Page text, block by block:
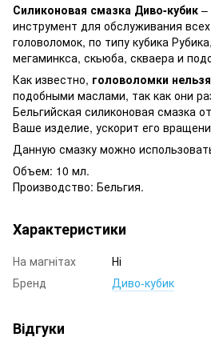
Силиконовая смазка Диво-кубик –
инструмент для обслуживания
головоломок, по типу кубика
мегаминкса, скьюба, скваера и
Как известно, головоломки
подобными маслами, так как они
Бельгийская силиконовая смазка
Ваше изделие, ускорит его
Данную смазку можно
Объем: 10 мл.
Производство: Бельгия.
Характеристики
На магнітах
Ні
Бренд
Диво-кубик
Відгуки